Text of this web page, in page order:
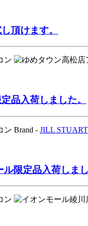
頂けます。
品入荷しました。
Brand - JILL STUART
ル限定品入荷しま